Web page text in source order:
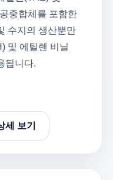
중합체를 포함한
수지의 생산뿐만
및 에틸렌 비닐
됩니다.
보기